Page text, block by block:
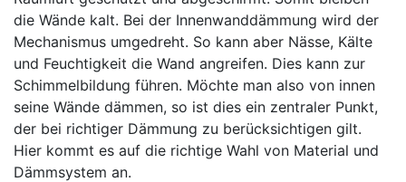
die Wände kalt. Bei der Innenwanddämmung wird der
Mechanismus umgedreht. So kann aber Nässe, Kälte
und Feuchtigkeit die Wand angreifen. Dies kann zur
Schimmelbildung führen. Möchte man also von innen
seine Wände dämmen, so ist dies ein zentraler Punkt,
der bei richtiger Dämmung zu berücksichtigen gilt.
Hier kommt es auf die richtige Wahl von Material und
Dämmsystem an.